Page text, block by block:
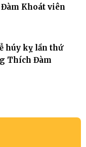
Khoát viên
húy kỵ lần thứ
Thích Đàm